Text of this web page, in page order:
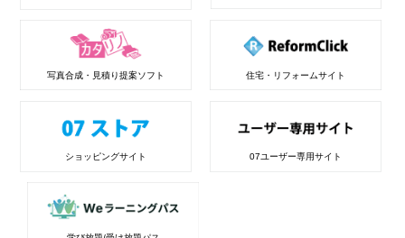
写真合成・見積り提案ソフト 住宅・リフォームサイト
ショッピングサイト 07ユーザー専用サイト